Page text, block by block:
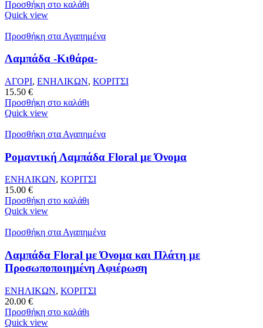
Προσθήκη στο καλάθι
Quick view
Προσθήκη στα Αγαπημένα
Λαμπάδα -Κιθάρα-
ΑΓΟΡΙ, ΕΝΗΛΙΚΩΝ, ΚΟΡΙΤΣΙ
15.50 €
Προσθήκη στο καλάθι
Quick view
Προσθήκη στα Αγαπημένα
Ρομαντική Λαμπάδα Floral με Όνομα
ΕΝΗΛΙΚΩΝ, ΚΟΡΙΤΣΙ
15.00 €
Προσθήκη στο καλάθι
Quick view
Προσθήκη στα Αγαπημένα
Λαμπάδα Floral με Όνομα και Πλάτη με
Προσωποποιημένη Αφιέρωση
ΕΝΗΛΙΚΩΝ, ΚΟΡΙΤΣΙ
20.00 €
Προσθήκη στο καλάθι
Quick view